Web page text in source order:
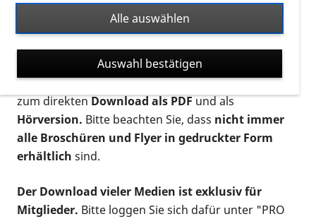
Ort. Nutzen Sie den Formatfilter, um ausschließlich
nach Flyern und Broschüren, Audios oder Videos zu
suchen. Die meisten Flyer und Broschüren werden in
verschiedenen Formaten angeboten: zur
postalischen Bestellung als gedruckte Variante
zum direktenDownload als PDFund als
Hörversion. Bitte beachten Sie, dass nicht immer
alle Broschüren und Flyer in gedruckter Form
erhältlich sind.
Der Download vieler Medien ist exklusiv für
Mitglieder. Bitte loggen Sie sich dafür unter "PRO
Alle auswählen
Auswahl bestätigen